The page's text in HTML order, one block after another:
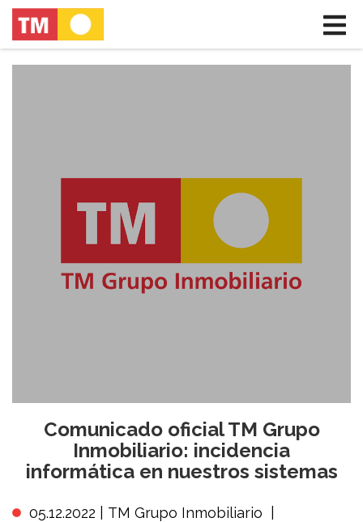
Comunicado oficial TM Grupo
Inmobiliario: incidencia
informática en nuestros sistemas
05.12.2022 | TM Grupo Inmobiliario